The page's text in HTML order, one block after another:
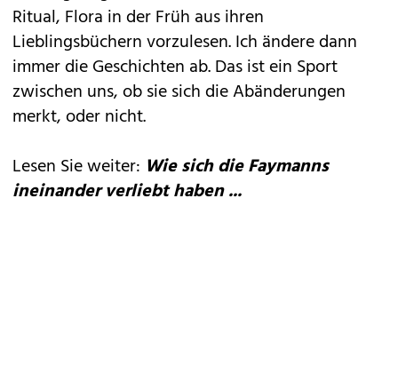
Ritual, Flora in der Früh aus ihren
Lieblingsbüchern vorzulesen. Ich ändere dann
immer die Geschichten ab. Das ist ein Sport
zwischen uns, ob sie sich die Abänderungen
merkt, oder nicht.
Lesen Sie weiter: Wie sich die Faymanns
ineinander verliebt haben ...